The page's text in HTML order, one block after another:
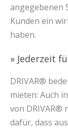
angegebenen
Kunden ein
haben.
» Jederzeit
DRIVAR®
mieten: Auch
von DRIVAR®
dafür, dass